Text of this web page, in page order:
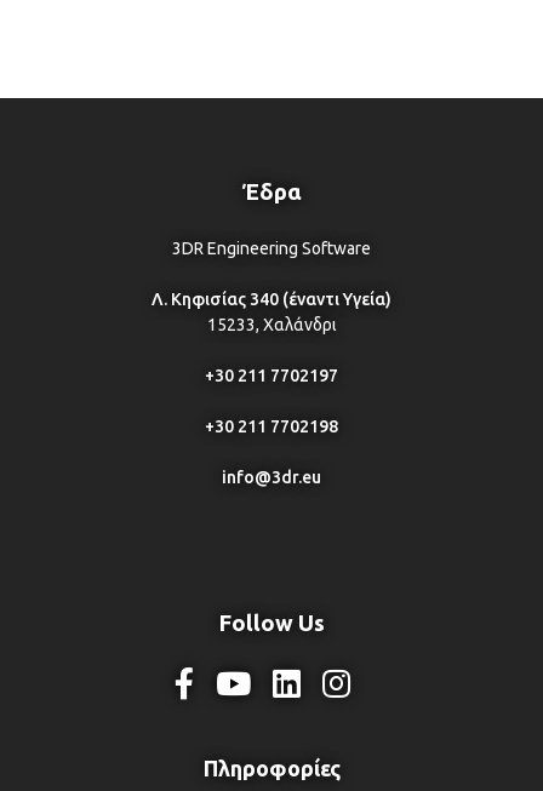
Έδρα
3DR Engineering Software
Λ. Κηφισίας 340 (έναντι Υγεία)
15233, Χαλάνδρι
+30 211 7702197
+30 211 7702198
info@3dr.eu
Follow Us